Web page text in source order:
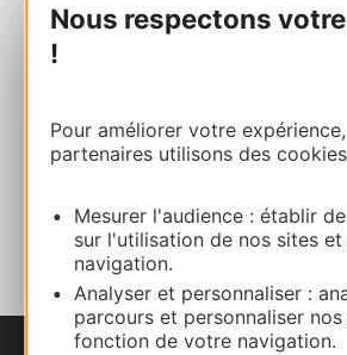
Nous respectons
!
Pour améliorer votre
partenaires utilisons des
Mesurer l'audience : établir
sur l'utilisation de nos sites et
navigation.
Analyser et personnaliser :
parcours et personnaliser
fonction de votre navigation.
E-mail
AJOUTER
AU CARNET